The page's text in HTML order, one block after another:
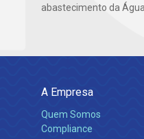
abastecimento da
A Empresa
Quem Somos
Compliance